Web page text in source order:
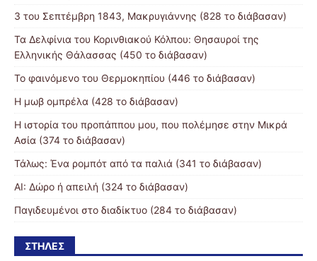
3 του Σεπτέμβρη 1843, Μακρυγιάννης (828 το διάβασαν)
Τα Δελφίνια του Κορινθιακού Κόλπου: Θησαυροί της
Ελληνικής Θάλασσας (450 το διάβασαν)
Το φαινόμενο του Θερμοκηπίου (446 το διάβασαν)
Η μωβ ομπρέλα (428 το διάβασαν)
Η ιστορία του προπάππου μου, που πολέμησε στην Μικρά
Ασία (374 το διάβασαν)
Τάλως: Ένα ρομπότ από τα παλιά (341 το διάβασαν)
AI: Δώρο ή απειλή (324 το διάβασαν)
Παγιδευμένοι στο διαδίκτυο (284 το διάβασαν)
ΣΤΉΛΕΣ